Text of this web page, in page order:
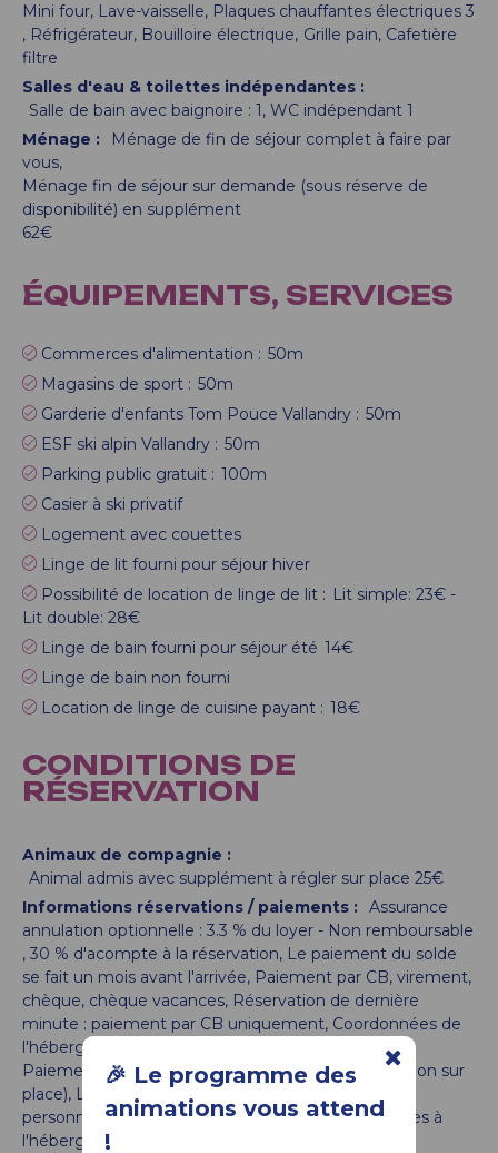
🎉 Le programme des
animations vous attend
!
Mini four Lave-vaisselle Plaques chauffantes électriques 3
Réfrigérateur Bouilloire électrique Grille pain Cafetière
filtre
Salles d'eau & toilettes indépendantes :
Salle de bain avec baignoire : 1 WC indépendant 1
Ménage :
Ménage de fin de séjour complet à faire par
vous
Ménage fin de séjour sur demande (sous réserve de
disponibilité) en supplément
62€
ÉQUIPEMENTS, SERVICES
Commerces d'alimentation : 50m
Magasins de sport : 50m
Garderie d'enfants Tom Pouce Vallandry : 50m
ESF ski alpin Vallandry : 50m
Parking public gratuit : 100m
Casier à ski privatif
Logement avec couettes
Linge de lit fourni pour séjour hiver
Possibilité de location de linge de lit : Lit simple: 23€ -
Lit double: 28€
Linge de bain fourni pour séjour été 14€
Linge de bain non fourni
Location de linge de cuisine payant : 18€
CONDITIONS DE
RÉSERVATION
Animaux de compagnie :
Animal admis avec supplément à régler sur place 25€
Informations réservations / paiements : Assurance
annulation optionnelle : 3.3 % du loyer - Non remboursable
30 % d'acompte à la réservation Le paiement du solde
se fait un mois avant l'arrivée Paiement par CB, virement,
chèque, chèque vacances Réservation de dernière
minute : paiement par CB uniquement Coordonnées de
l'hébergeur communiquées à réception du solde
Paiement de la taxe de séjour à la réservation (et non sur
place) La taxe de séjour se calcule par nuit et par
personne majeure (18 ans et +) Prestations annexes à
l'hébergement : réservables jusqu'à J moins 10